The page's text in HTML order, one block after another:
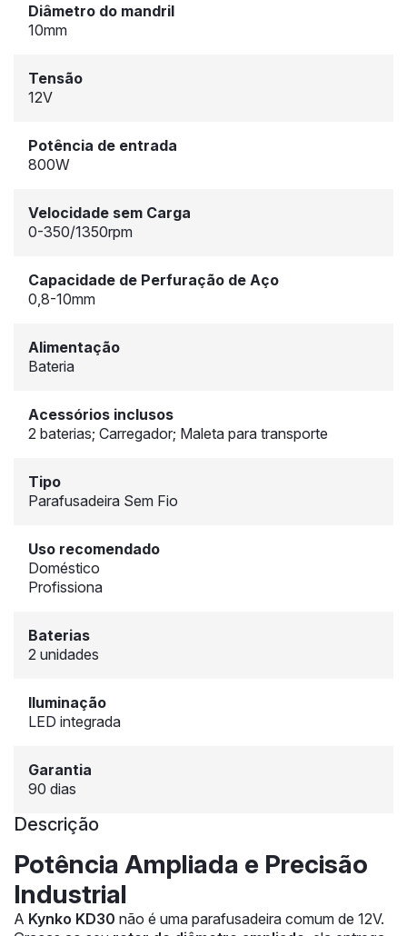
Diâmetro do mandril
10mm
Tensão
12V
Potência de entrada
800W
Velocidade sem Carga
0-350/1350rpm
Capacidade de Perfuração de Aço
0,8-10mm
Alimentação
Bateria
Acessórios inclusos
2 baterias; Carregador; Maleta para transporte
Tipo
Parafusadeira Sem Fio
Uso recomendado
Doméstico
Profissiona
Baterias
2 unidades
Iluminação
LED integrada
Garantia
90 dias
Descrição
Potência Ampliada e Precisão
Industrial
A Kynko KD30 não é uma parafusadeira comum de 12V.